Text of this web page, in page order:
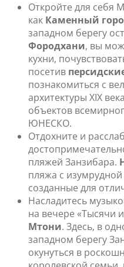
Откройте для себя
как Каменный
западном берегу
Фородхани, вы
кухни,
посетив
познакомиться с
архитектуры XIX
объектов
ЮНЕСКО.
Отдохните и
пляжей Занзибара.
пляжа с
созданные для
Насладитесь
на вечере «Тысячи
Мтони. Здесь, в
западном берегу
окунуться в